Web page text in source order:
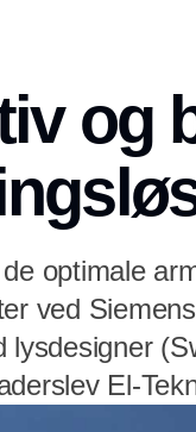
og
optimale
ved
lysdesigner
El-